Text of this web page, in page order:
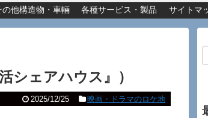
の他構造物・車輛 各種サービス・製品 サイトマ
シェアハウス』）
2025/12/25 映画・ドラマのロケ地